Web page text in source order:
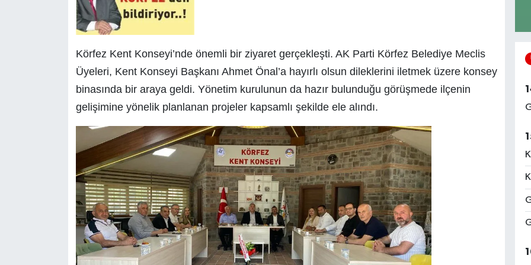
Körfez Kent Konseyi’nde önemli bir ziyaret gerçekleşti. AK Parti Körfez Belediye Meclis
Üyeleri, Kent Konseyi Başkanı Ahmet Önal’a hayırlı olsun dileklerini iletmek üzere konsey
binasında bir araya geldi. Yönetim kurulunun da hazır bulunduğu görüşmede ilçenin
gelişimine yönelik planlanan projeler kapsamlı şekilde ele alındı.